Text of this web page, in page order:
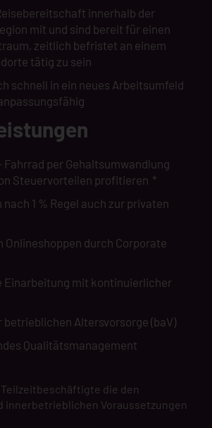
innerhalb der
mit und sind bereit für einen
zeitlich befristet an einem
tätig zu sein
schnell in ein neues Arbeitsumfeld
Fahrrad per Gehaltsumwandlung
Steuervorteilen profitieren *
1 % Regel auch zur privaten
Onlineshoppen durch Corporate
mit kontinuierlicher
betrieblichen Altersvorsorge (baV)
Qualitätsmanagement
die den
innerbetrieblichen Voraussetzungen